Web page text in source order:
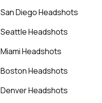
San Diego Headshots
Seattle Headshots
Miami Headshots
Boston Headshots
Denver Headshots